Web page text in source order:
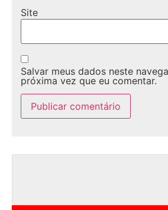
Site
Salvar meus dados neste
próxima vez que eu comentar.